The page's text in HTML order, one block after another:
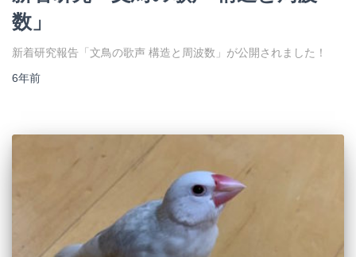
数」
新着研究報告「文鳥の歌声 構造と周波数」が公開されました！
6年前